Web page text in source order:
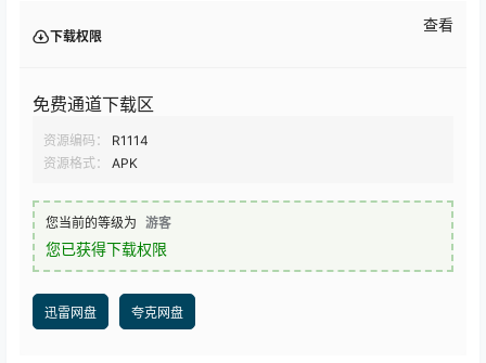
下载权限
查看
免费通道下载区
资源编码：
R1114
资源格式：
APK
您当前的等级为 游客
您已获得下载权限
迅雷网盘 夸克网盘